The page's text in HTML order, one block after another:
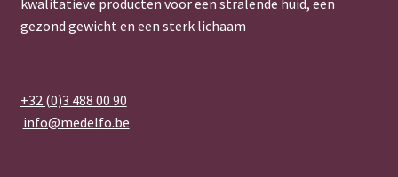
kwalitatieve producten voor een stralende huid, een
gezond gewicht en een sterk lichaam
+32 (0)3 488 00 90
info@medelfo.be